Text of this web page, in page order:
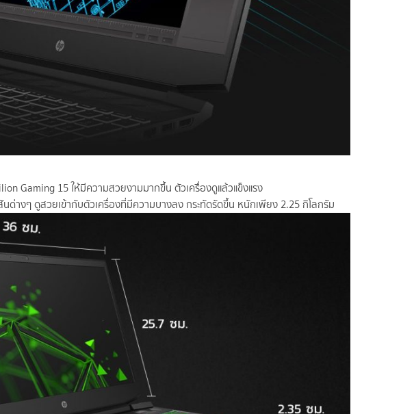
Gaming 15 ให้มีความสวยงามมากขึ้น ตัวเครื่องดูแล้วแข็งแรง
างๆ ดูสวยเข้ากับตัวเครื่องที่มีความบางลง กระทัดรัดขึ้น หนักเพียง 2.25 กิโลกรัม